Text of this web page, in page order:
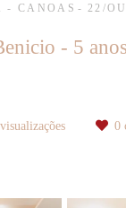
- CANOAS
22/
- 5 anos
0